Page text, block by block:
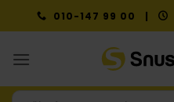
to
010-147 99 00 |
Produktsökning